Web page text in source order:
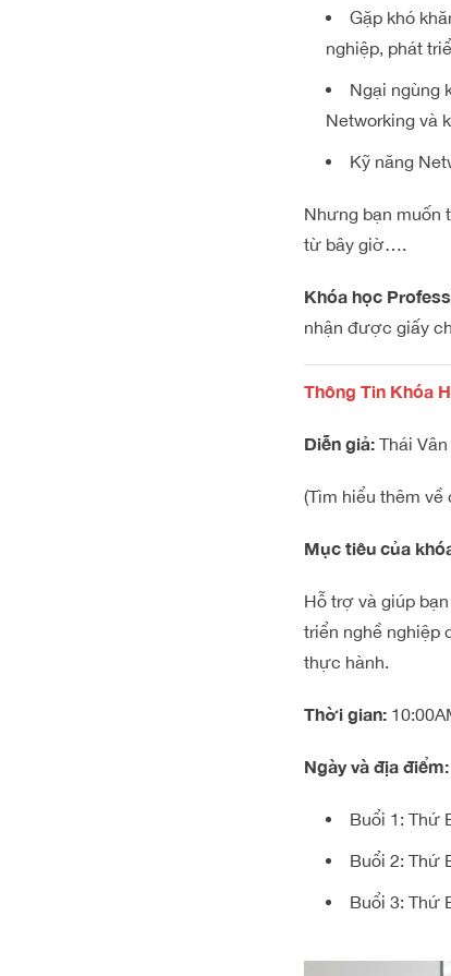
Gặp khó
nghiệp, phát
Ngại ngùng
Networking và
Kỹ năng
Nhưng bạn muốn
từ bây giờ….
Khóa học
nhận được giấy
Thông Tin Khóa
Diễn giả:Thái Vân
(Tìm hiểu thêm về
Mục tiêu của
Hỗ trợ và giúp
triển nghề nghiệp
thực hành.
Thời gian:
Ngày và địa điểm:
Buổi 1: Thứ
Buổi 2: Thứ
Buổi 3: Thứ